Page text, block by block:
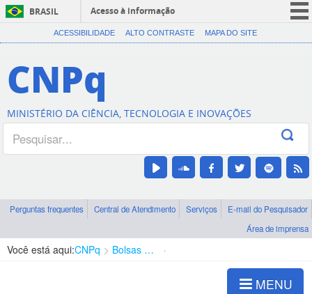
BRASIL
Acesso à informação
CORONAVÍRUS (COVID-19)
Canais
ACESSIBILIDADE ALTO CONTRASTE MAPA DO SITE
CNPq
MINISTÉRIO DA CIÊNCIA, TECNOLOGIA E INOVAÇÕES
Perguntas frequentes Central de Atendimento Serviços
E-mail do Pesquisador
Área de imprensa
Você está aqui:CNPq Bolsas e Auxílios Vigentes
MENU